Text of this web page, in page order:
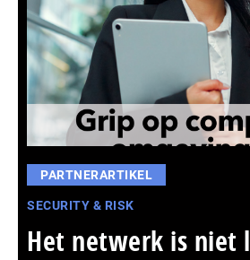
PARTNERARTIKEL
SECURITY & RISK
Het netwerk is niet